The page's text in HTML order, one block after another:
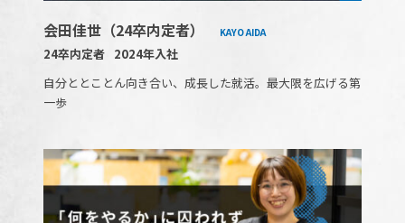
会田佳世（24卒内定者） KAYO AIDA
24卒内定者 2024年入社
自分ととことん向き合い、成長した就活。最大限を広げる第
一歩